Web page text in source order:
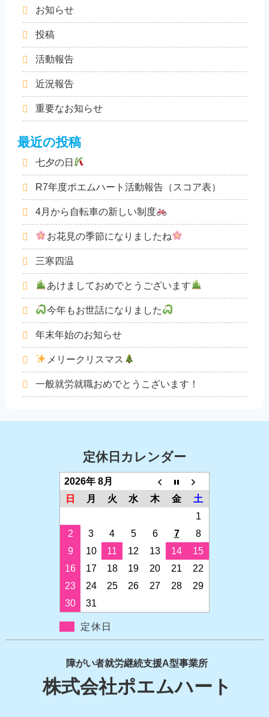
お知らせ
投稿
活動報告
近況報告
重要なお知らせ
最近の投稿
七夕の日
R7年度ポエムハート活動報告（スコア表）
4月から自転車の新しい制度
お花見の季節になりましたね
三寒四温
あけましておめでとうございます
今年もお世話になりました
年末年始のお知らせ
メリークリスマス
一般就労就職おめでとうこざいます！
定休日カレンダー
2026年 8月
日
月 火 水 木 金
土
1
2
3 4 5 6 7
8
9
10 11 12 13 14
15
16
17 18 19 20 21
22
23
24 25 26 27 28
29
30
31
定休日
障がい者就労継続支援A型事業所
株式会社ポエムハート